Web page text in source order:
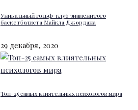
Уникальный гольф-клуб знаменитого
баскетболиста Майкла Джордана
29 декабря, 2020
Топ-25 самых влиятельных психологов мира